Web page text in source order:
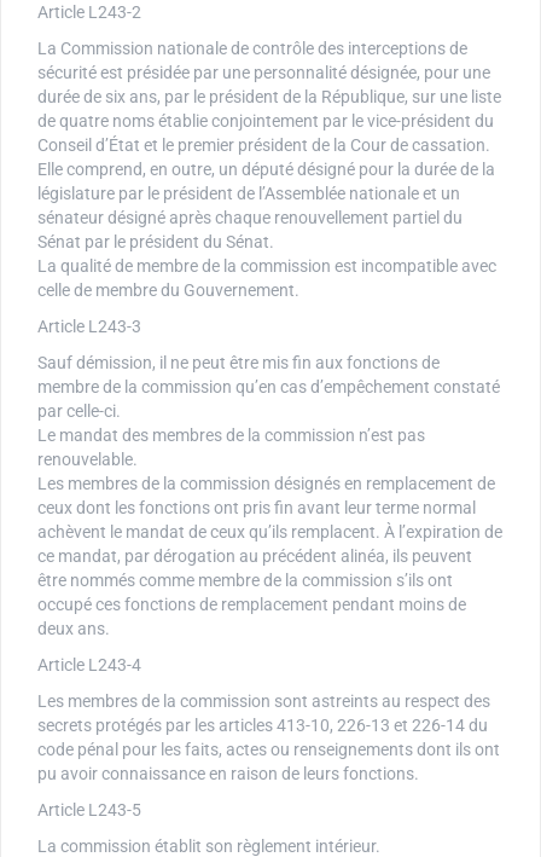
Article L243-2
La Commission nationale de contrôle des interceptions de
sécurité est présidée par une personnalité désignée, pour une
durée de six ans, par le président de la République, sur une liste
de quatre noms établie conjointement par le vice-président du
Conseil d’État et le premier président de la Cour de cassation.
Elle comprend, en outre, un député désigné pour la durée de la
législature par le président de l’Assemblée nationale et un
sénateur désigné après chaque renouvellement partiel du
Sénat par le président du Sénat.
La qualité de membre de la commission est incompatible avec
celle de membre du Gouvernement.
Article L243-3
Sauf démission, il ne peut être mis fin aux fonctions de
membre de la commission qu’en cas d’empêchement constaté
par celle-ci.
Le mandat des membres de la commission n’est pas
renouvelable.
Les membres de la commission désignés en remplacement de
ceux dont les fonctions ont pris fin avant leur terme normal
achèvent le mandat de ceux qu’ils remplacent. À l’expiration de
ce mandat, par dérogation au précédent alinéa, ils peuvent
être nommés comme membre de la commission s’ils ont
occupé ces fonctions de remplacement pendant moins de
deux ans.
Article L243-4
Les membres de la commission sont astreints au respect des
secrets protégés par les articles 413-10, 226-13 et 226-14 du
code pénal pour les faits, actes ou renseignements dont ils ont
pu avoir connaissance en raison de leurs fonctions.
Article L243-5
La commission établit son règlement intérieur.